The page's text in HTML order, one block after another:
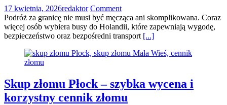
17 kwietnia, 2026redaktor Comment
Podróż za granicę nie musi być męcząca ani skomplikowana. Coraz
więcej osób wybiera busy do Holandii, które zapewniają wygodę,
bezpieczeństwo oraz bezpośredni transport [...]
Skup złomu Płock – szybka wycena i
korzystny cennik złomu